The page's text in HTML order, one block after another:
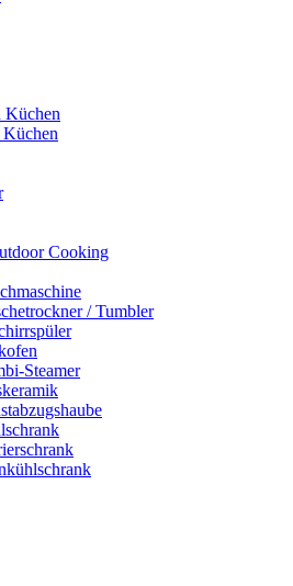
Küchen
Küchen
Cooking
/ Tumbler
Steamer